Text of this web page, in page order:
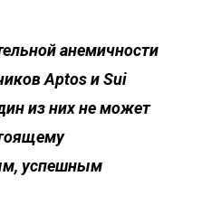
анемичности
Aptos и Sui
из них не может
успешным